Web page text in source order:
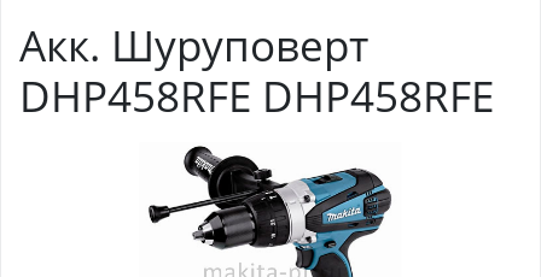
Акк. Шуруповерт
DHP458RFE DHP458RFE